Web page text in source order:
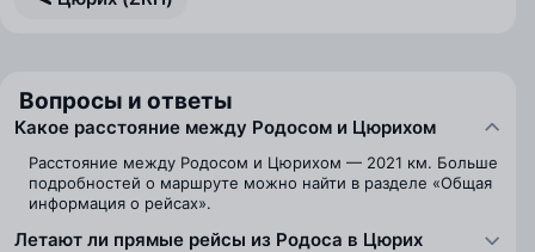
Вопросы и ответы
Какое расстояние между Родосом и Цюрихом
Расстояние между Родосом и Цюрихом — 2021 км. Больше
подробностей о маршруте можно найти в разделе «Общая
информация о рейсах».
Летают ли прямые рейсы из Родоса в Цюрих